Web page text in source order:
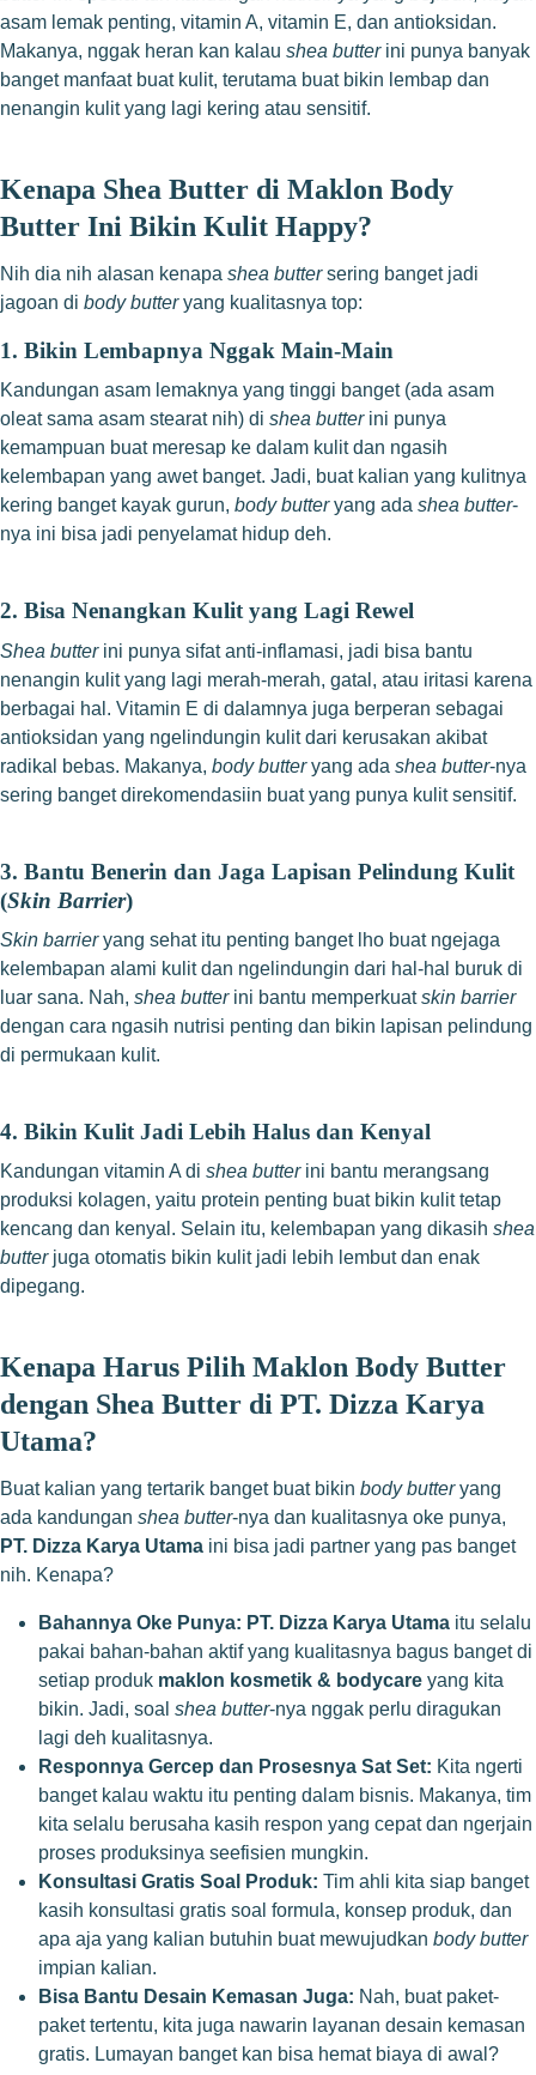
asam lemak penting, vitamin A, vitamin E, dan antioksidan.
Makanya, nggak heran kan kalau shea butterini punya banyak
banget manfaat buat kulit, terutama buat bikin lembap dan
nenangin kulit yang lagi kering atau sensitif.
Kenapa Shea Butter di Maklon Body
Butter Ini Bikin Kulit Happy?
Nih dia nih alasan kenapa shea buttersering banget jadi
jagoan di body butteryang kualitasnya top:
1. Bikin Lembapnya Nggak Main-Main
Kandungan asam lemaknya yang tinggi banget (ada asam
oleat sama asam stearat nih) di shea butterini punya
kemampuan buat meresap ke dalam kulit dan ngasih
kelembapan yang awet banget. Jadi, buat kalian yang kulitnya
kering banget kayak gurun, body butteryang ada shea butter-
nya ini bisa jadi penyelamat hidup deh.
2. Bisa Nenangkan Kulit yang Lagi Rewel
Shea butterini punya sifat anti-inflamasi, jadi bisa bantu
nenangin kulit yang lagi merah-merah, gatal, atau iritasi karena
berbagai hal. Vitamin E di dalamnya juga berperan sebagai
antioksidan yang ngelindungin kulit dari kerusakan akibat
radikal bebas. Makanya, body butteryang ada shea butter-nya
sering banget direkomendasiin buat yang punya kulit sensitif.
3. Bantu Benerin dan Jaga Lapisan Pelindung Kulit
(Skin Barrier)
Skin barrieryang sehat itu penting banget lho buat ngejaga
kelembapan alami kulit dan ngelindungin dari hal-hal buruk di
luar sana. Nah, shea butterini bantu memperkuatskin barrier
dengan cara ngasih nutrisi penting dan bikin lapisan pelindung
di permukaan kulit.
4. Bikin Kulit Jadi Lebih Halus dan Kenyal
Kandungan vitamin A di shea butterini bantu merangsang
produksi kolagen, yaitu protein penting buat bikin kulit tetap
kencang dan kenyal. Selain itu, kelembapan yang dikasih shea
butterjuga otomatis bikin kulit jadi lebih lembut dan enak
dipegang.
Kenapa Harus Pilih Maklon Body Butter
dengan Shea Butter di PT. Dizza Karya
Utama?
Buat kalian yang tertarik banget buat bikin body butteryang
ada kandungan shea butter-nya dan kualitasnya oke punya,
PT. Dizza Karya Utama ini bisa jadi partner yang pas banget
nih. Kenapa?
Bahannya Oke Punya: PT. Dizza Karya Utama itu selalu
pakai bahan-bahan aktif yang kualitasnya bagus banget di
setiap produk maklon kosmetik & bodycare yang kita
bikin. Jadi, soal shea butter-nya nggak perlu diragukan
lagi deh kualitasnya.
Responnya Gercep dan Prosesnya Sat Set: Kita ngerti
banget kalau waktu itu penting dalam bisnis. Makanya, tim
kita selalu berusaha kasih respon yang cepat dan ngerjain
proses produksinya seefisien mungkin.
Konsultasi Gratis Soal Produk: Tim ahli kita siap banget
kasih konsultasi gratis soal formula, konsep produk, dan
apa aja yang kalian butuhin buat mewujudkan body butter
impian kalian.
Bisa Bantu Desain Kemasan Juga: Nah, buat paket-
paket tertentu, kita juga nawarin layanan desain kemasan
gratis. Lumayan banget kan bisa hemat biaya di awal?